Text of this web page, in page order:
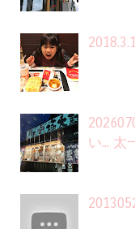
い... 太